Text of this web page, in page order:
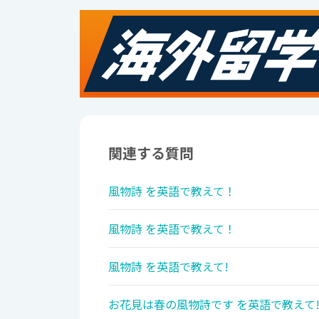
関連する質問
風物詩 を英語で教えて！
風物詩 を英語で教えて！
風物詩 を英語で教えて!
お花見は春の風物詩です を英語で教えて!